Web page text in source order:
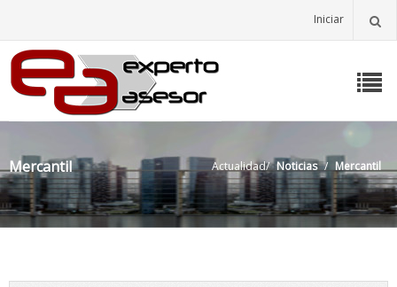
Iniciar
Mercantil Actualidad/ Noticias / Mercantil